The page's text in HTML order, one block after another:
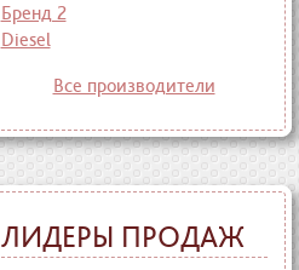
Бренд 2
Diesel
Все производители
ЛИДЕРЫ ПРОДАЖ